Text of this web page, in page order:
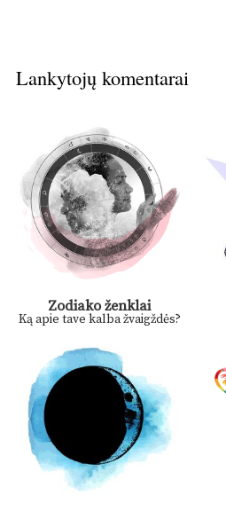
Lankytojų komentarai
Zodiako ženklai
Ką apie tave kalba žvaigždės?